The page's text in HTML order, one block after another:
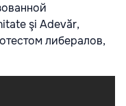
şi Adevăr,
либералов,